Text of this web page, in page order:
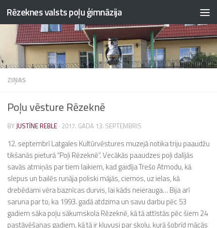
Skip to content
Rēzeknes valsts poļu ģimnāzija
ZIŅAS
Poļu vēsture Rēzeknē
BYJUSTĪNE REBLE · 2017. GADA 13. SEPTEMBRIS
12. septembrī Latgales Kultūrvēstures muzejā notika triju paaudžu
tikšanās pieturā “Poļi Rēzeknē”. Vecākās paaudzes poļi dalījās
savās atmiņās par tiem laikiem, kad gaidīja Trešo Atmodu, kā
slepus un bailēs runāja poliski mājās, ciemos, uz ielas, kā
drebēdami vēra baznīcas durvis, lai kāds neierauga… Bija arī
saruna par to, ka 1993. gadā atdzima un savu darbu pēc 53
gadiem sāka poļu sākumskola Rēzeknē, kā tā attīstās pēc šiem 24
pastāvēšanas gadiem, kā tā ir kļuvusi par skolu, kurā šobrīd mācās